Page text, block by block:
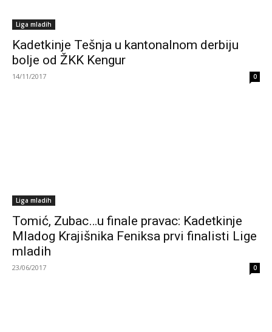
Liga mladih
Kadetkinje Tešnja u kantonalnom derbiju
bolje od ŽKK Kengur
14/11/2017 0
Liga mladih
Tomić, Zubac…u finale pravac: Kadetkinje
Mladog Krajišnika Feniksa prvi finalisti Lige
mladih
23/06/2017 0